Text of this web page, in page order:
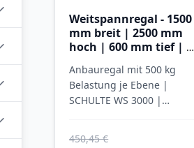
Weitspannregal - 1500
mm breit | 2500 mm
hoch | 600 mm tief | 4
Spanplatten
Anbauregal mit 500 kg
Belastung je Ebene |
SCHULTE WS 3000 |
450,45 €